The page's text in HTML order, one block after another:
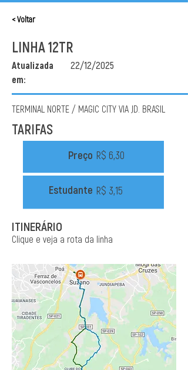
< Voltar
LINHA 12TR
Atualizada
em:
22/12/2025
TERMINAL NORTE / MAGIC CITY VIA JD. BRASIL
TARIFAS
Preço R$ 6,30
Estudante R$ 3,15
ITINERÁRIO
Clique e veja a rota da linha